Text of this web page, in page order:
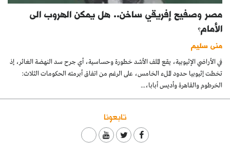
مصر وصفيح إفريقي ساخن.. هل يمكن الهروب الى
الأمام؟
منى سليم
في الأراضي الإثيوبية، يقع الملف الأشد خطورة وحساسية، أي جرح سد النهضة الغائر، إذ
تخطت إثيوبيا حدود الملء الخامس، على الرغم من اتفاق أبرمته الحكومات الثلاث:
الخرطوم والقاهرة وأديس أبابا،...
تابعونا